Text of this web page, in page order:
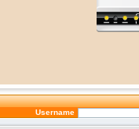
Username